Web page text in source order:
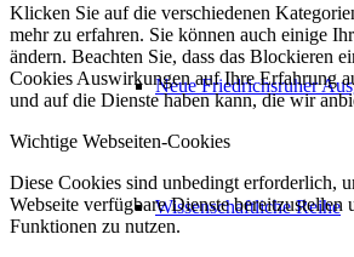
Neue Friedrichsruher
Wissenschaftliche Reihe
Klicken Sie auf die verschiedenen
mehr zu erfahren. Sie können auch einige
ändern. Beachten Sie, dass das Blockieren
Cookies Auswirkungen auf Ihre Erfahrung
und auf die Dienste haben kann, die wir
Wichtige Webseiten-Cookies
Diese Cookies sind unbedingt erforderlich,
Webseite verfügbare Dienste bereitzustellen
Funktionen zu nutzen.